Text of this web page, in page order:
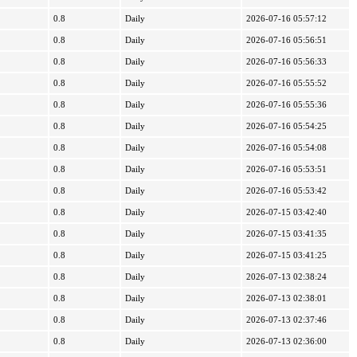
0.8 Daily 2026-07-16 05:57:12
0.8 Daily 2026-07-16 05:56:51
0.8 Daily 2026-07-16 05:56:33
0.8 Daily 2026-07-16 05:55:52
0.8 Daily 2026-07-16 05:55:36
0.8 Daily 2026-07-16 05:54:25
0.8 Daily 2026-07-16 05:54:08
0.8 Daily 2026-07-16 05:53:51
0.8 Daily 2026-07-16 05:53:42
0.8 Daily 2026-07-15 03:42:40
0.8 Daily 2026-07-15 03:41:35
0.8 Daily 2026-07-15 03:41:25
0.8 Daily 2026-07-13 02:38:24
0.8 Daily 2026-07-13 02:38:01
0.8 Daily 2026-07-13 02:37:46
0.8 Daily 2026-07-13 02:36:00